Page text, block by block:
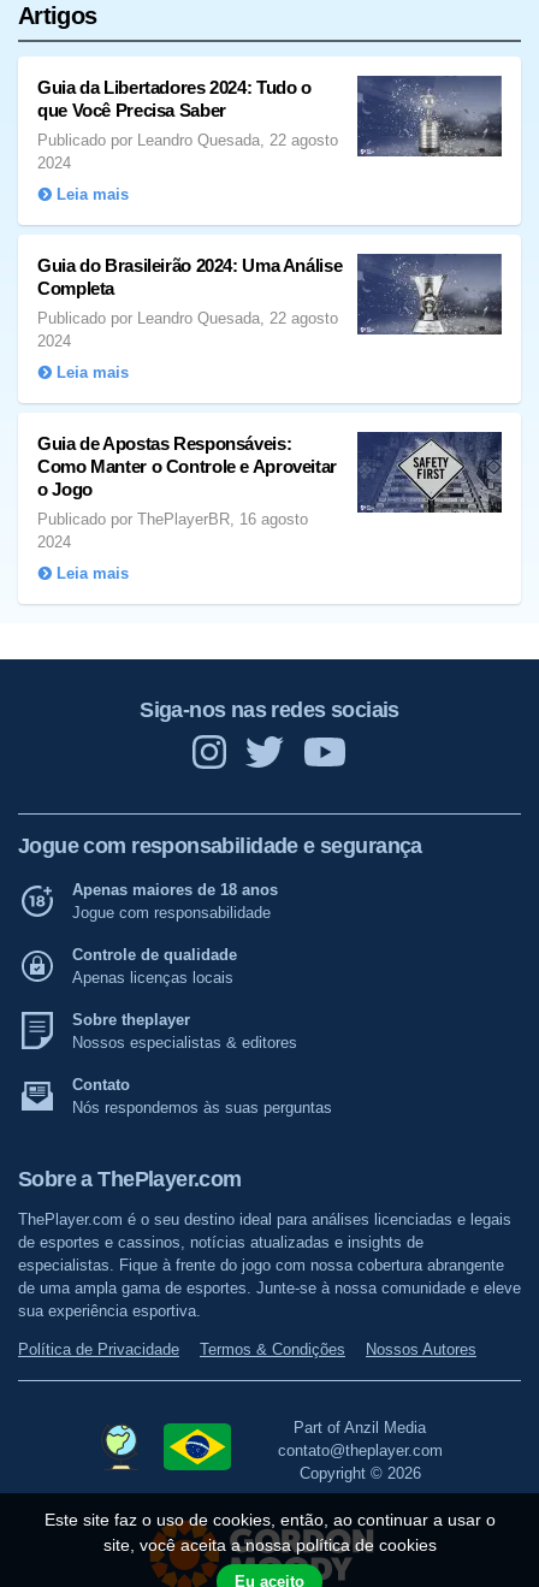
Artigos
Guia da Libertadores 2024: Tudo o
que Você Precisa Saber
Publicado por Leandro Quesada, 22 agosto
2024
Leia mais
Guia do Brasileirão 2024: Uma Análise
Completa
Publicado por Leandro Quesada, 22 agosto
2024
Leia mais
Guia de Apostas Responsáveis:
Como Manter o Controle e Aproveitar
o Jogo
Publicado por ThePlayerBR, 16 agosto
2024
Leia mais
Siga-nos nas redes sociais
Jogue com responsabilidade e segurança
Apenas maiores de 18 anos
Jogue com responsabilidade
Controle de qualidade
Apenas licenças locais
Sobre theplayer
Nossos especialistas & editores
Contato
Nós respondemos às suas perguntas
Sobre a ThePlayer.com
ThePlayer.com é o seu destino ideal para análises licenciadas e legais
de esportes e cassinos, notícias atualizadas e insights de
especialistas. Fique à frente do jogo com nossa cobertura abrangente
de uma ampla gama de esportes. Junte-se à nossa comunidade e eleve
sua experiência esportiva.
Política de Privacidade Termos & Condições Nossos Autores
Part of Anzil Media
contato@theplayer.com
Copyright © 2026
Este site faz o uso de cookies, então, ao continuar a usar o
site, você aceita a nossa política de cookies
Eu aceito